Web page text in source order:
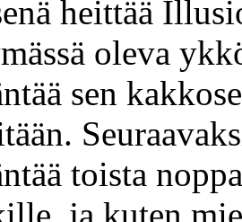
heittää
oleva
sen
toista
ja kuten